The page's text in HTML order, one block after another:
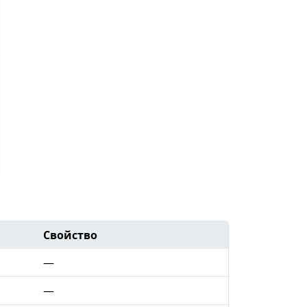
Свойство
—
—